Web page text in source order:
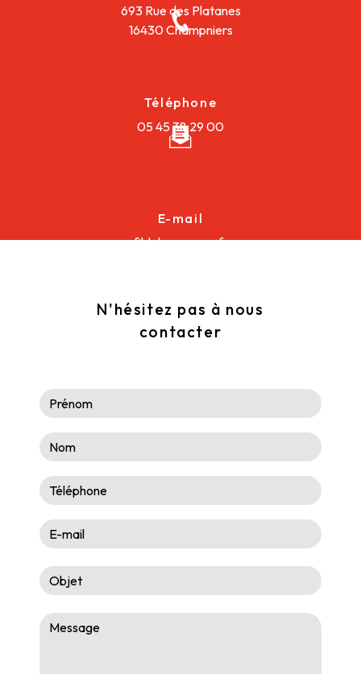
693 Rue des Platanes
16430 Champniers
Téléphone
05 45 38 29 00
E-mail
fildalu@orange.fr
N'hésitez pas à nous
contacter